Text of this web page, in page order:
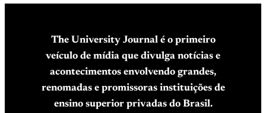
The University Journal é o primeiro
veículo de mídia que divulga notícias e
acontecimentos envolvendo grandes,
renomadas e promissoras instituições de
ensino superior privadas do Brasil.